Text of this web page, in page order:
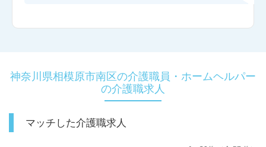
神奈川県相模原市南区の介護職員・ホームヘルパー
の介護職求人
マッチした介護職求人